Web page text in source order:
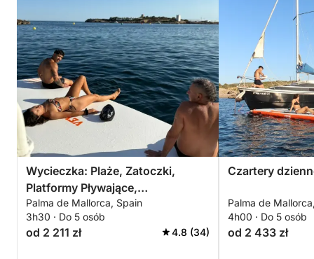
Wycieczka: Plaże, Zatoczki,
Platformy Pływające,
Kajakarstwo, Surfing na
Paddleboardzie
Palma de Mallorca, Spain
3h30 · Do 5 osób
od 2 211 zł 4.8 (34)
Czartery
Palma de
4h00 · Do 5 osób
od 2 433 zł